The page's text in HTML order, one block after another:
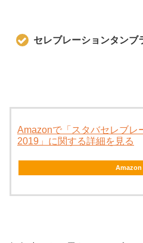
セレブレーションタンブ
Amazonで「スタバセレブレ
2019」に関する詳細を見る
Amazon